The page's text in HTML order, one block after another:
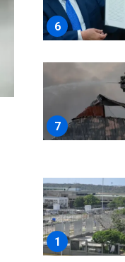
6
7
1